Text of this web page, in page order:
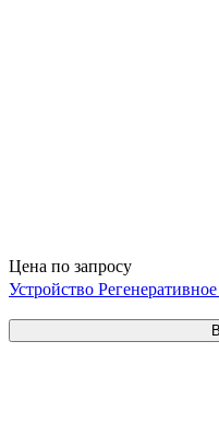
Цена по запросу
Устройство